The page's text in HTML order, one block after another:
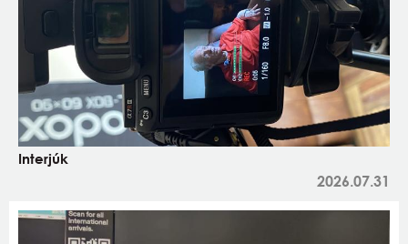
Interjúk
2026.07.31